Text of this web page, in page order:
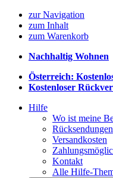
zur Navigation
zum Inhalt
zum Warenkorb
Nachhaltig Wohnen
Österreich:
Kostenloser
Hilfe
Wo ist meine
Rücksendungen
Versandkosten
Kontakt
Alle Hilfe-